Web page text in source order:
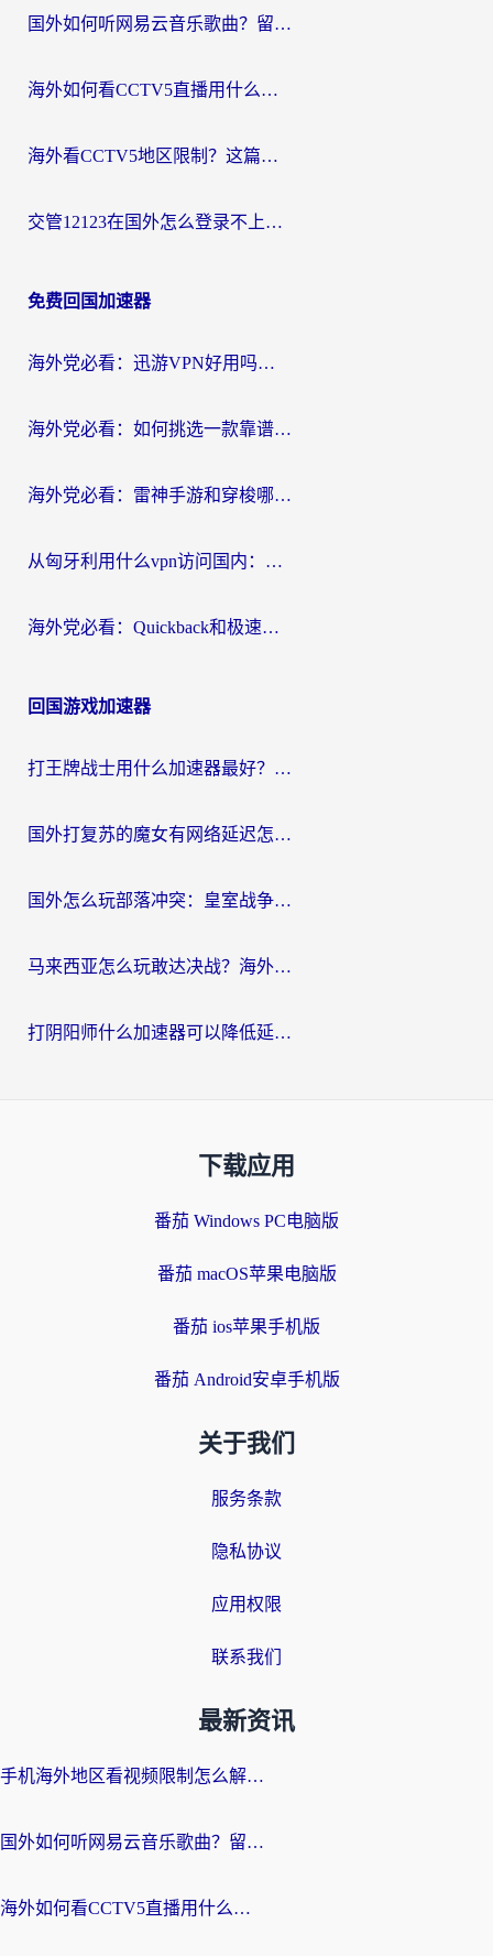
国外如何听网易云音乐歌曲？留学生亲测有效的回国加速方案
海外如何看CCTV5直播用什么平台？2026最新指南：看欧洲杯、中超、奥运不再卡
海外看CCTV5地区限制？这篇指南帮你流畅看欧洲杯、NBA还听中文解说
交管12123在国外怎么登录不上？海外华人必看的回国加速器选择指南
免费回国加速器
海外党必看：迅游VPN好用吗？和OurPlay VPN对比哪个回国效果更好？附真实体验测评
海外党必看：如何挑选一款靠谱的PC端VPN，让回国冲浪不再卡顿
海外党必看：雷神手游和穿梭哪个好？3步教你选对回国加速器（附实测对比）
从匈牙利用什么vpn访问国内：一份海外游子的网络归乡指南
海外党必看：Quickback和极速穿梭VPN好用吗？3步选对回国加速器实现无缝刷国内资源
回国游戏加速器
打王牌战士用什么加速器最好？海外玩家的终极选择指南
国外打复苏的魔女有网络延迟怎么办？2026海外玩家国服游戏加速全攻略
国外怎么玩部落冲突：皇室战争不卡？海外玩家畅玩国服游戏终极指南
马来西亚怎么玩敢达决战？海外党国服游戏加速避坑指南（附实测推荐）
打阴阳师什么加速器可以降低延迟？海外玩家的真实困境与破局
下载应用
番茄 Windows PC电脑版
番茄 macOS苹果电脑版
番茄 ios苹果手机版
番茄 Android安卓手机版
关于我们
服务条款
隐私协议
应用权限
联系我们
最新资讯
手机海外地区看视频限制怎么解决？留学生亲测有效的回国加速器指南
国外如何听网易云音乐歌曲？留学生亲测有效的回国加速方案
海外如何看CCTV5直播用什么平台？2026最新指南：看欧洲杯、中超、奥运不再卡